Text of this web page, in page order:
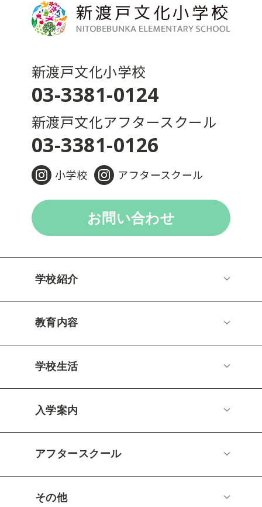
新渡戸文化小学校
03-3381-0124
新渡戸文化アフタースクール
03-3381-0126
小学校 アフタースクール
お問い合わせ
学校紹介
教育内容
学校生活
入学案内
アフタースクール
その他